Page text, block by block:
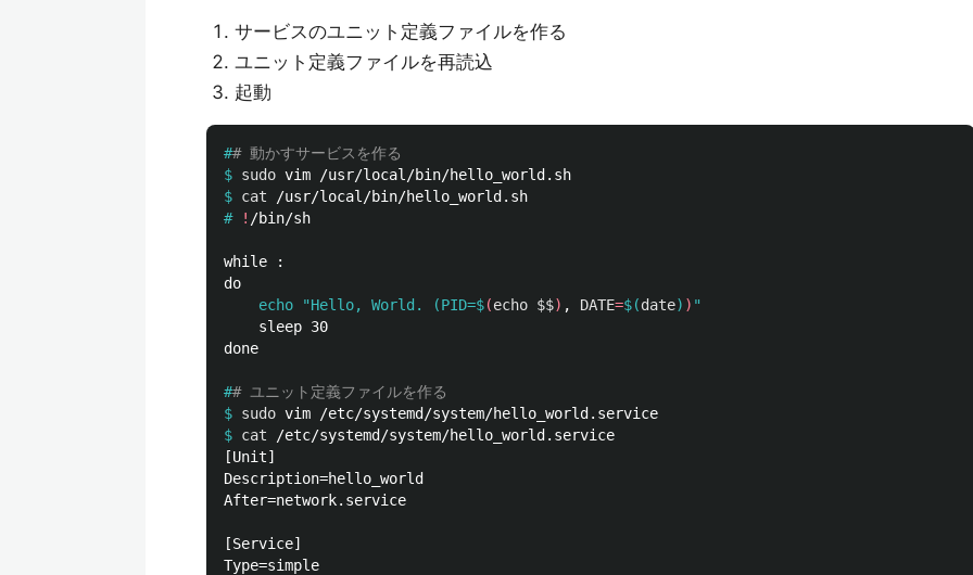
サービスのユニット定義ファイルを作る
ユニット定義ファイルを再読込
起動
## 動かすサービスを作る
$ sudo
$ cat
#
!
while :
    echo "Hello, World. (PID=$
(echo $$) , DATE=$(date) )
    sleep 30
done
## ユニット定義ファイルを作る
$ sudo
$ cat
[Unit]
Description=hello_world
After=network.service
[Service]
Type=simple